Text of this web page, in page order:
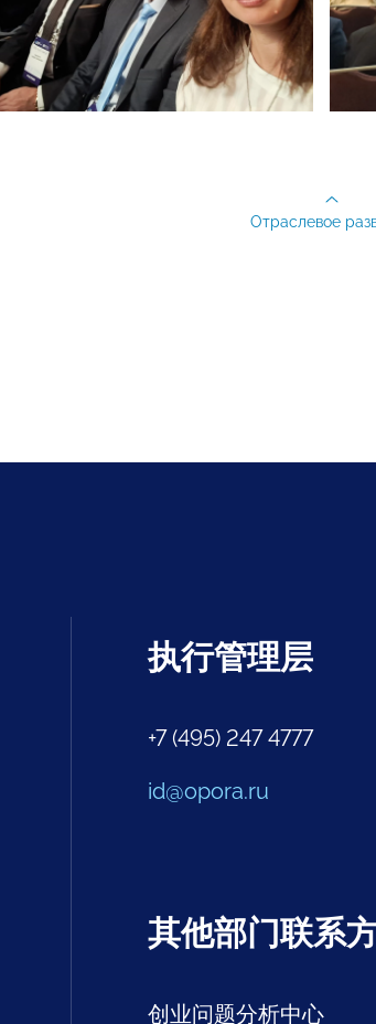
Отраслевое
执行管理层
+7 (495) 247 4777
id@opora.ru
其他部门联系
创业问题分析中心